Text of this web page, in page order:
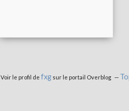
Voir le profil de fxgsur le portail Overblog